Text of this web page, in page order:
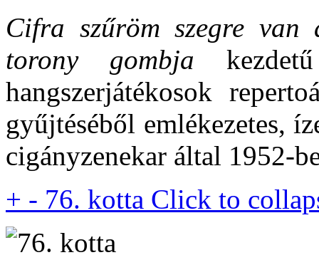
Cifra szűröm szegre van
torony gombja
hangszerjátékosok
gyűjtéséből emlékezetes,
cigányzenekar által 1952-
+ - 76. kotta Click to